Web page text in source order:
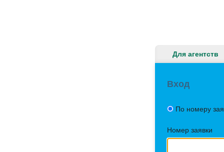
Для агентств
Вход
По номеру
Номер заявки